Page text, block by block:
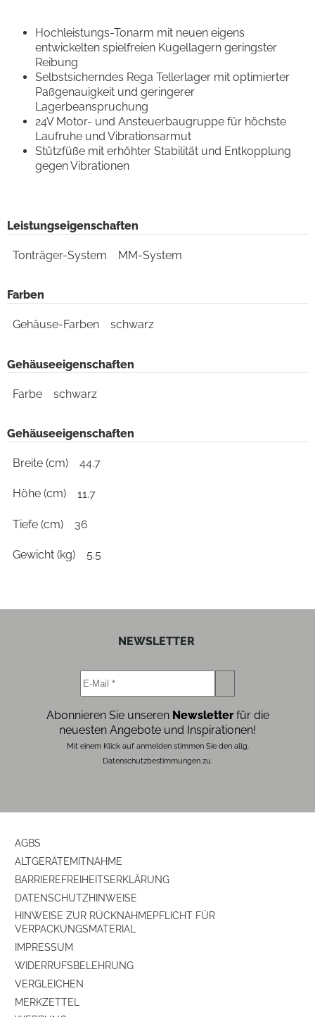
Hochleistungs-Tonarm mit neuen eigens
entwickelten spielfreien Kugellagern geringster
Reibung
Selbstsicherndes Rega Tellerlager mit optimierter
Paßgenauigkeit und geringerer
Lagerbeanspruchung
24V Motor- und Ansteuerbaugruppe für höchste
Laufruhe und Vibrationsarmut
Stützfüße mit erhöhter Stabilität und Entkopplung
gegen Vibrationen
Leistungseigenschaften
Tonträger-System MM-System
Farben
Gehäuse-Farben schwarz
Gehäuseeigenschaften
Farbe schwarz
Gehäuseeigenschaften
Breite (cm) 44.7
Höhe (cm) 11.7
Tiefe (cm) 36
Gewicht (kg) 5.5
NEWSLETTER
Abonnieren Sie unseren Newsletterfür die
neuesten Angebote und Inspirationen!
Mit einem Klick auf anmelden stimmen Sie den allg.
Datenschutzbestimmungen zu.
AGBS
ALTGERÄTEMITNAHME
BARRIEREFREIHEITSERKLÄRUNG
DATENSCHUTZHINWEISE
HINWEISE ZUR RÜCKNAHMEPFLICHT FÜR
VERPACKUNGSMATERIAL
IMPRESSUM
WIDERRUFSBELEHRUNG
VERGLEICHEN
MERKZETTEL